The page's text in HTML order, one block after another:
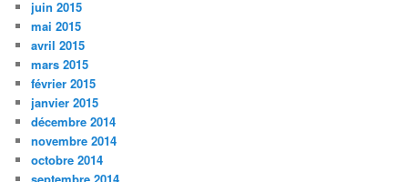
juin 2015
mai 2015
avril 2015
mars 2015
février 2015
janvier 2015
décembre 2014
novembre 2014
octobre 2014